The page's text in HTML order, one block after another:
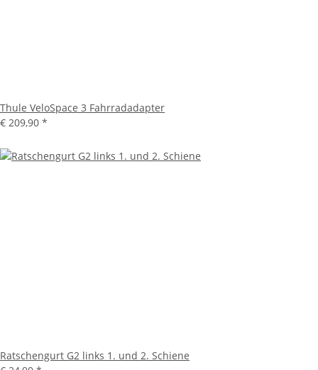
Thule VeloSpace 3 Fahrradadapter
€ 209,90 *
Ratschengurt G2 links 1. und 2. Schiene